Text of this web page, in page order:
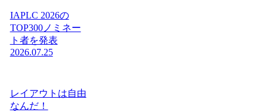
IAPLC 2026の
TOP300ノミネー
ト者を発表
2026.07.25
レイアウトは自由
なんだ！